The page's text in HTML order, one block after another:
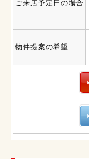
ご来店予定日の場合
物件提案の希望